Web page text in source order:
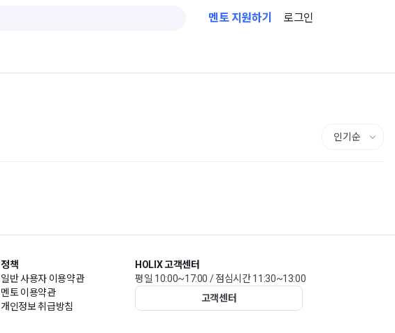
멘토 지원하기 로그인
정책
일반 사용자 이용약관
멘토 이용약관
개인정보 취급방침
HOLIX 고객센터
평일 10:00~17:00 / 점심시간 11:30~13:00
고객센터